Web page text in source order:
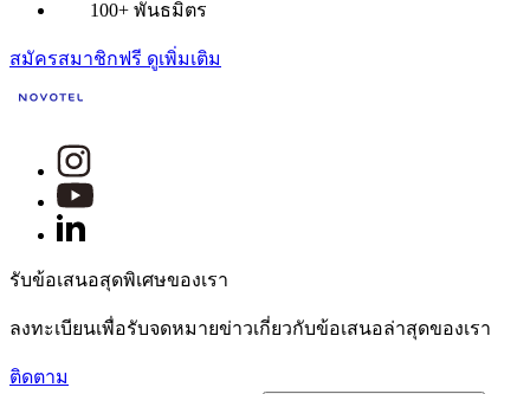
100+ พันธมิตร
สมัครสมาชิกฟรี ดูเพิ่มเติม
รับข้อเสนอสุดพิเศษของเรา
ลงทะเบียนเพื่อรับจดหมายข่าวเกี่ยวกับข้อเสนอล่าสุดของเรา
ติดตาม